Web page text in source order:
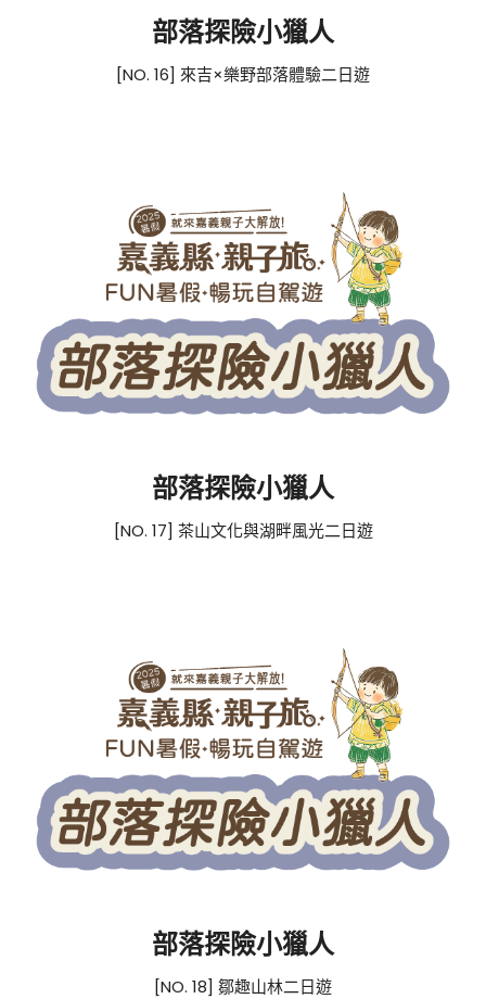
部落探險小獵人
[NO. 16] 來吉×樂野部落體驗二日遊
部落探險小獵人
[NO. 17] 茶山文化與湖畔風光二日遊
部落探險小獵人
[NO. 18] 鄒趣山林二日遊